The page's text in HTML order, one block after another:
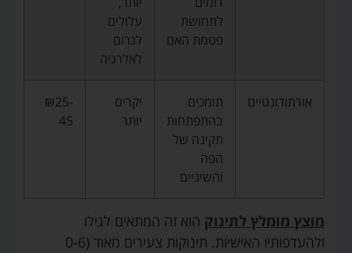
לתחושת
פטמת האם
עלולים
לגרום
לאלרגיה
אורתודונטיים
תומכים
בהתפתחות
תקינה של
הפה
והשיניים
יקרים
יותר
₪25-
45
מוצץ מומלץ לתינוק הוא זה המתאים לגילו
ולהעדפותיו האישיות. תינוקות צעירים מאוד (0-6